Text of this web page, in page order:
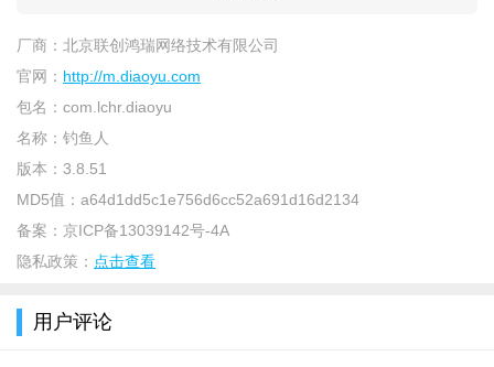
1、通过对潮汐状况的实时查询和分析，并结合季节、日照时
间、天气状况以及月相等信息推算出海鱼活动的趋势和状况，使
用户在获取广泛信息的基础上制定出最佳的出行计划
2、纯正钓鱼人社区，可以与来自世界各地的钓鱼爱好者交流
经验、分享渔获，结识钓友，并随时了解钓友最新动态
3、即时聊天，沟通无距离。免费发送文字、语音、图片、视
频和新的钓友交流，还可以创建和加入感兴趣的群，丰富自己的
4、钓鱼人资讯、海钓教材、鱼类图鉴等内容不断丰富，帮助
厂商： 北京联创鸿瑞网络技术有限公司
官网： http://m.diaoyu.com
包名： com.lchr.diaoyu
名称： 钓鱼人
版本： 3.8.51
MD5值： a64d1dd5c1e756d6cc52a691d16d2134
备案： 京ICP备13039142号-4A
隐私政策： 点击查看
用户评论